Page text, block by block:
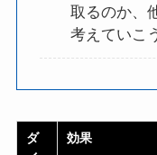
取るのか、
考えていこ
ダ
効果